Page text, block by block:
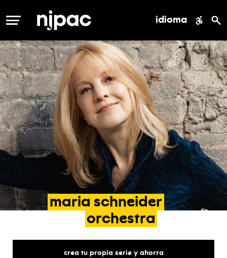
MENÚ idioma
maria schneider
orchestra
crea tu propia serie y ahorra